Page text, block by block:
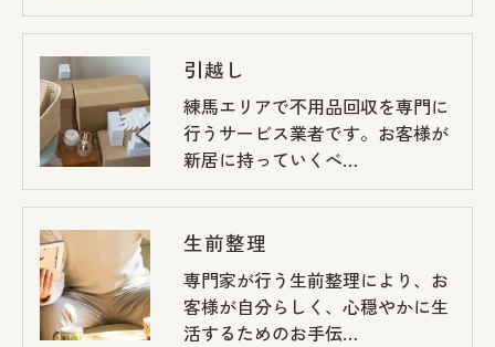
引越し
練馬エリアで不用品回収を専門に
行うサービス業者です。お客様が
新居に持っていくべ…
生前整理
専門家が行う生前整理により、お
客様が自分らしく、心穏やかに生
活するためのお手伝…